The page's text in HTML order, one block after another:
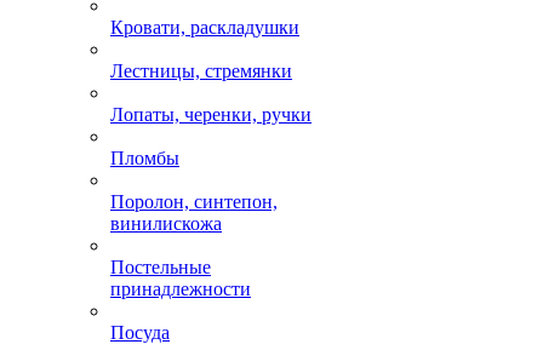
Кровати, раскладушки
Лестницы, стремянки
Лопаты, черенки, ручки
Пломбы
Поролон, синтепон,
винилискожа
Постельные
принадлежности
Посуда